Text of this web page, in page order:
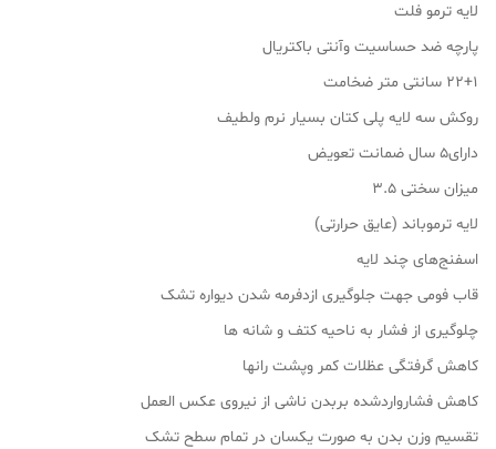
لایه ترمو فلت
پارچه ضد حساسیت وآنتی باکتریال
۲۲+۱ سانتی متر ضخامت
روکش سه لایه پلی کتان بسیار نرم ولطیف
دارای۵ سال ضمانت تعویض
میزان سختی 3.5
لایه ترموباند (عایق حرارتی)
اسفنج‌های چند لایه
قاب فومی جهت جلوگیری ازدفرمه شدن دیواره تشک
چلوگیری از فشار به ناحیه کتف و شانه ها
کاهش گرفتگی عظلات کمر وپشت رانها
کاهش فشارواردشده بربدن ناشی از نیروی عکس العمل
تقسیم وزن بدن به صورت یکسان در تمام سطح تشک